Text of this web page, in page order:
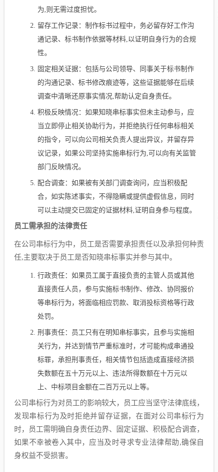
为,则无需过度担忧。
留存工作记录：制作标书过程中，务必留存好工作沟
通记录、标书制作依据等材料,以证明自身行为的合规
性。
固定相关证据：包括与公司领导、同事关于标书制作
的沟通记录、标书修改痕迹等，这些证据能够在后续
调查中清晰还原事实情况,帮助认定自身责任。
积极反映情况：如果知晓串标事实但未主动参与，应
当立即停止相关协助行为，并拒绝执行任何串标相关
的指令，可以向公司相关负责人提出异议，并留存异
议记录，如果公司坚持实施串标行为,可以向有关监管
部门反映情况。
配合调查：如果被有关部门调查询问，应当积极配
合，如实陈述事实，不得隐瞒或提供虚假信息，同时
可以主动提交已固定的证据材料,证明自身参与程度。
员工需承担的法律责任
在公司串标行为中，员工是否需要承担责任以及承担何种责
任,主要取决于员工是否知晓串标事实并参与其中。
行政责任：如果员工属于直接负责的主管人员或其他
直接责任人员，参与实施标书制作、修改、协同报价
等串标行为，将面临相应罚款、取消投标资格等行政
处罚。
刑事责任：员工只有在明知串标事实，且参与实施相
关行为，并达到情节严重标准时，才可能构成串通投
标罪，承担刑事责任，相关情节包括造成直接经济损
失数额在五十万元以上、违法所得数额在十万元以
上、中标项目金额在二百万元以上等。
公司串标行为对员工的影响较大，员工应当坚守法律底线，
发现串标行为及时拒绝并留存证据，在面对公司串标行为
时，员工需明确自身责任边界、固定证据、积极配合调查，
如果不幸被卷入其中，应当及时寻求专业法律帮助,确保自
身权益不受损害。